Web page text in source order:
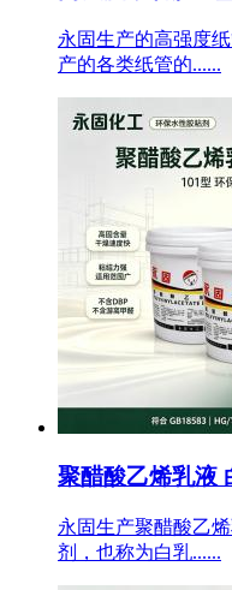
永固生产的高强度
产的各类纸管的......
聚醋酸乙烯乳液
永固生产聚醋酸乙
剂，也称为白乳......